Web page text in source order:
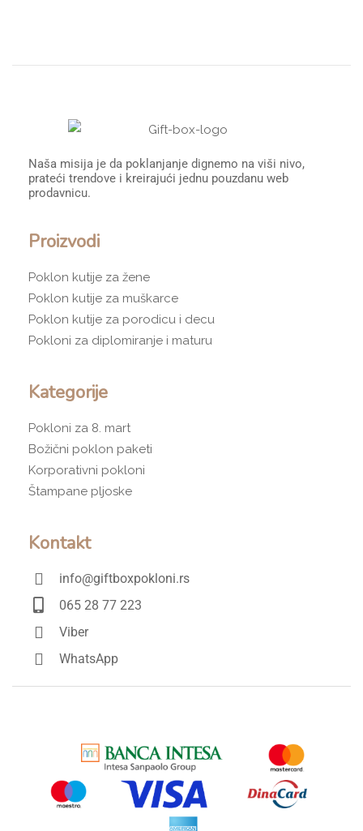
Naša misija je da poklanjanje dignemo na viši nivo,
prateći trendove i kreirajući jednu pouzdanu web
prodavnicu.
Proizvodi
Poklon kutije za žene
Poklon kutije za muškarce
Poklon kutije za porodicu i decu
Pokloni za diplomiranje i maturu
Kategorije
Pokloni za 8. mart
Božični poklon paketi
Korporativni pokloni
Štampane pljoske
Kontakt
info@giftboxpokloni.rs
065 28 77 223
Viber
WhatsApp